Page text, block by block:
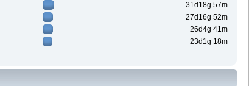
31d18g 57m
27d16g 52m
26d4g 41m
23d1g 18m